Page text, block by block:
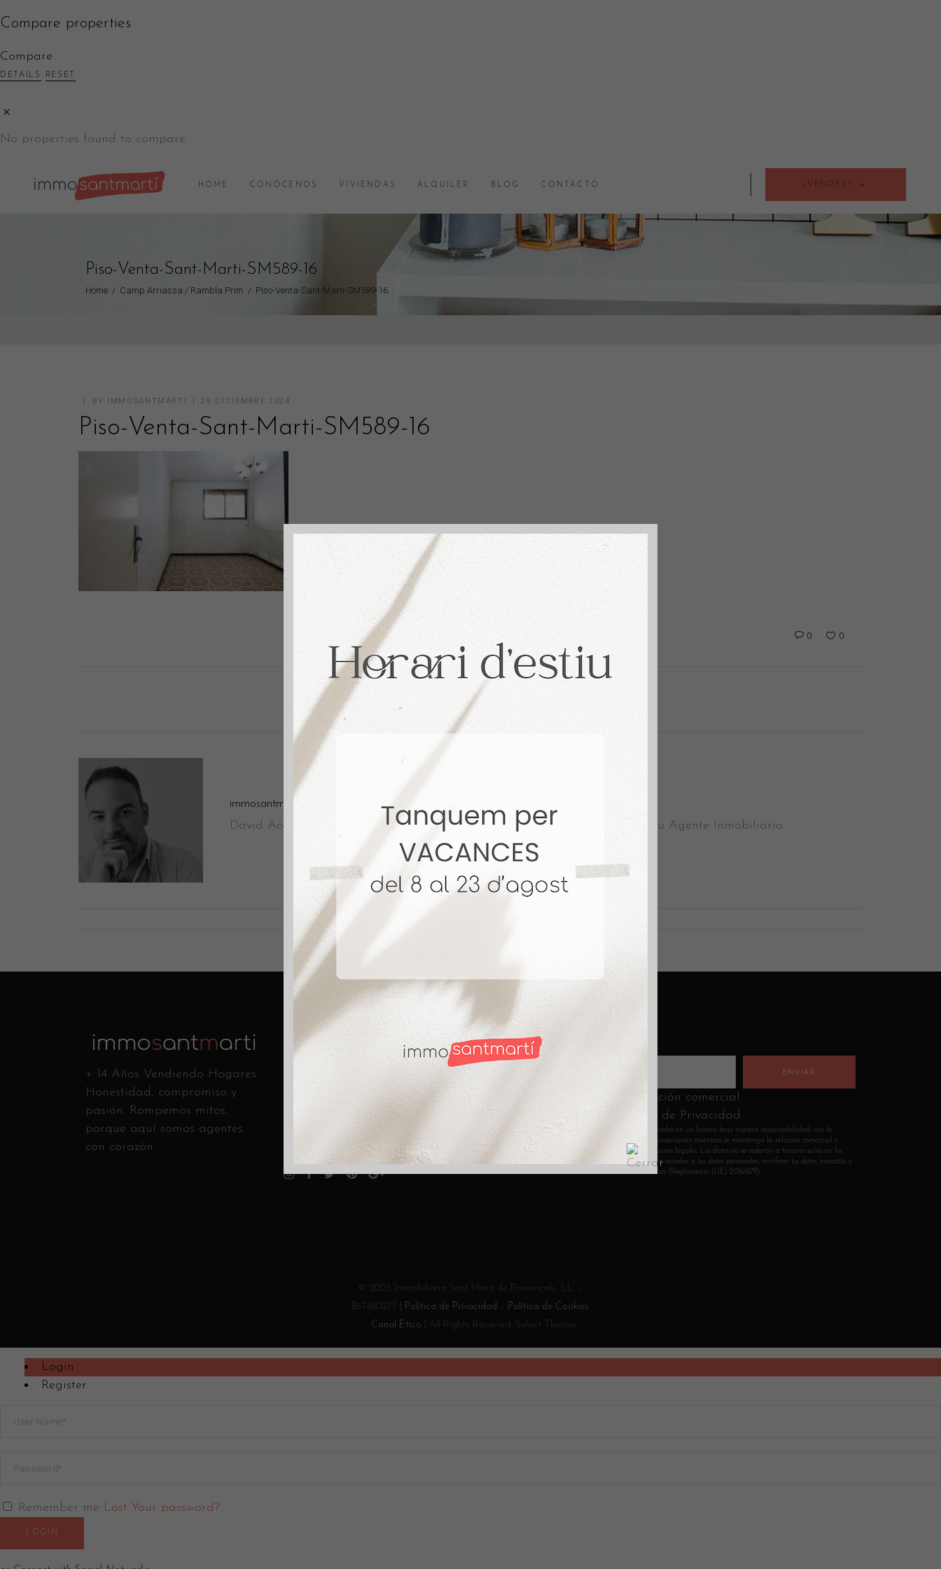
Compare properties
Compare
DETAILS RESET
No properties found to compare.
HOME CONÓCENOS VIVIENDAS ALQUILER BLOG CONTACTO ¿VENDES?
Piso-Venta-Sant-Marti-SM589-16
Home / Camp Arriassa / Rambla Prim / Piso-Venta-Sant-Marti-SM589-16
BY IMMOSANTMARTI 29 DICIEMBRE 2024
Piso-Venta-Sant-Marti-SM589-16
0 0
immosantmarti
David Aceituno. + 14 años Vendiendo Hogares. 4,9 🌟 Reseñas en Google. Tu Agente Inmobiliario.
+ 14 Años Vendiendo Hogares.
Honestidad, compromiso y
pasión. Rompemos mitos,
porque aquí somos agentes
con corazón.
Contact
C/ Cantabria 8 (esquina C/
Andrade)
933 14 85 41
info@immobiliariasantmarti.com
Síguenos desde:
Suscríbete
SI autorizo a recibir información comercial.
He leído y acepto la Política de Privacidad.
Te informamos que los datos personales, estarán incorporados en un fichero bajo nuestra responsabilidad, con la
finalidad de prestarte el servicio solicitado. Los datos se conservarán mientras se mantenga la relación comercial o
durante los años necesarios para cumplir con las obligaciones legales. Los datos no se cederán a terceros salvo en los
casos en que exista una obligación legal. Tienes derecho a acceder a tus datos personales, rectificar los datos inexactos o
solicitar su supresión cuando los datos ya no sean necesarios (Reglamento (UE) 2016/679).
© 2025 Immobiliària Sant Martí de Provençals, S.L. –
B67480277 |
Política de Privacidad
Política de Cookies
Canal Ético | All Rights Reserved. Select Themes
Login
Register
Remember me Lost Your password?
LOGIN